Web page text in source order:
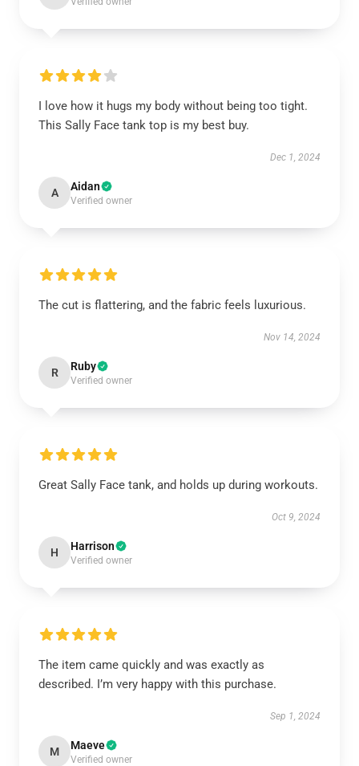
I love how it hugs my body without being too tight.
This Sally Face tank top is my best buy.
Dec 1, 2024
A Aidan
Verified owner
The cut is flattering, and the fabric feels luxurious.
Nov 14, 2024
R Ruby
Verified owner
Great Sally Face tank, and holds up during workouts.
Oct 9, 2024
H Harrison
Verified owner
The item came quickly and was exactly as
described. I’m very happy with this purchase.
Sep 1, 2024
M Maeve
Verified owner